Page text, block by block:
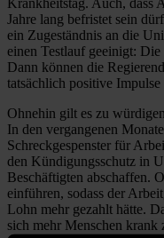
Jahre lang befristet sein
ein Zugeständnis an die
einen Testlauf geeinigt:
Dann können die
tatsächlich positive
Ohnehin gilt es zu
In den vergangenen
Schreckgespenster für
den Kündigungsschutz in
Beschäftigten abschaffen.
einführen, sodass der
Lohn mehr gezahlt hätte.
sich mehr Menschen krank